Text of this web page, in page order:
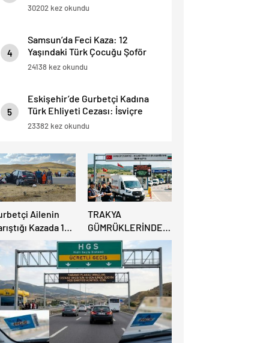
30202 kez okundu
4
Samsun’da Feci Kaza: 12
Yaşındaki Türk Çocuğu Şoför
Hayatını Kaybetti, 3 Yaralı.
24138 kez okundu
5
Eskişehir’de Gurbetçi Kadına
Türk Ehliyeti Cezası: İsviçre
Ehliyeti Kabul Edilmedi.
23382 kez okundu
Ailenin
Kazada 1
Hayatını
7 kişi
TRAKYA
GÜMRÜKLERİNDE
BÜYÜK
RAHATLAMA:
DEREKÖY HAFİF
TİCARİ ARAÇLARA
AÇILIYOR!